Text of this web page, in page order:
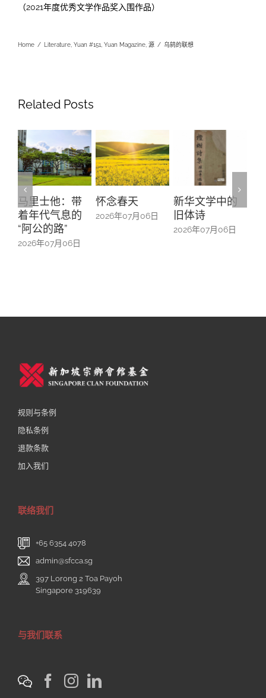
（2021年度优秀文学作品奖入围作品）
Home / Literature, Yuan #151 Yuan Magazine, 源 / 乌鸫的联想
Related Posts
士他：带
代气息的
的路”
年07月06日
怀念春天
2026年07月06日
新华文学中的
旧体诗
2026年07月06日
螺钿留芳
中的百业
规则与条例
隐私条例
退款条款
加入我们
联络我们
+65 6354 4078
admin@sfcca.sg
397 Lorong 2 Toa Payoh
Singapore 319639
与我们联系